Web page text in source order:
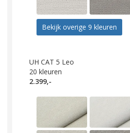
Bekijk overige 9 kleuren
UH CAT 5 Leo
20 kleuren
2.399,-